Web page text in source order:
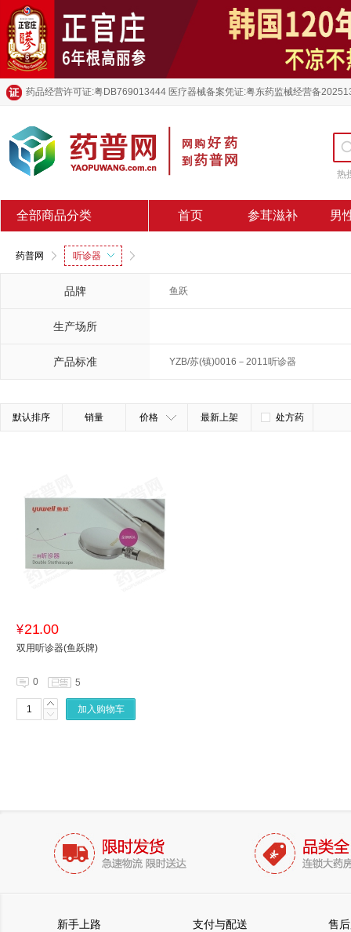
药品经营许可证:粤DB769013444 医疗器械备案凭证:粤东药监械经营备
热
全部商品分类 首页 参茸滋补 男
药普网 听诊器
品牌 鱼跃
生产场所
产品标准 YZB/苏(镇)0016－2011听诊器
默认排序 销量 价格 最新上架 处方药
¥21.00
双用听诊器(鱼跃牌)
0 5
加入购物车
新手上路 支付与配送 售